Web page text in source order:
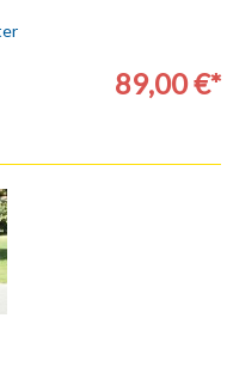
89,00 €*